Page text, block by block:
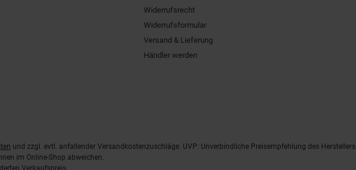
Widerrufsrecht
Widerrufsformular
Versand & Lieferung
Händler werden
und zzgl. evtl. anfallender Versandkostenzuschläge. UVP: Unverbindliche Preisempfehlung des Herstellers.
im Online-Shop abweichen.
Verkaufspreis.